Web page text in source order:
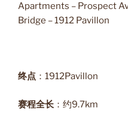
Apartments – Prospect
Bridge – 1912 Pavillon
终点 ：1912Pavillon
赛程全长 ：约9.7km